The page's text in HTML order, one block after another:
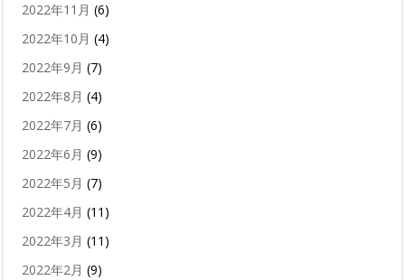
2022年11月 (6)
2022年10月 (4)
2022年9月 (7)
2022年8月 (4)
2022年7月 (6)
2022年6月 (9)
2022年5月 (7)
2022年4月 (11)
2022年3月 (11)
2022年2月 (9)